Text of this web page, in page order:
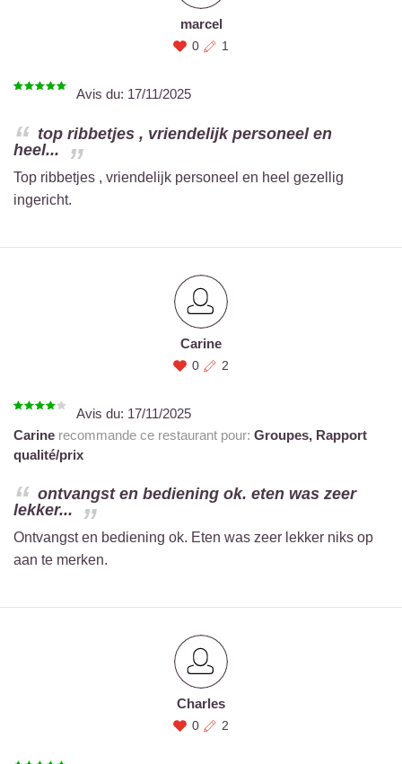
marcel
0 1
Avis du: 17/11/2025
top ribbetjes , vriendelijk personeel en
heel...
Top ribbetjes , vriendelijk personeel en heel gezellig
ingericht.
Carine
0 2
Avis du: 17/11/2025
Carine recommande ce restaurant pour: Groupes, Rapport
qualité/prix
ontvangst en bediening ok. eten was zeer
lekker...
Ontvangst en bediening ok. Eten was zeer lekker niks op
aan te merken.
Charles
0 2